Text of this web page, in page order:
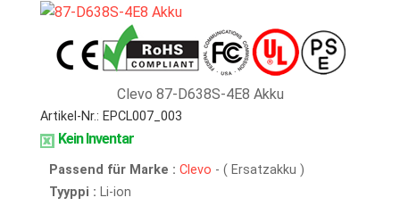
Clevo 87-D638S-4E8 Akku
Artikel-Nr.: EPCL007_003
Kein Inventar
Passend für Marke : Clevo - ( Ersatzakku )
Tyyppi : Li-ion